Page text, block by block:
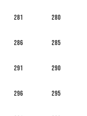
280
281
285
286
290
291
295
296